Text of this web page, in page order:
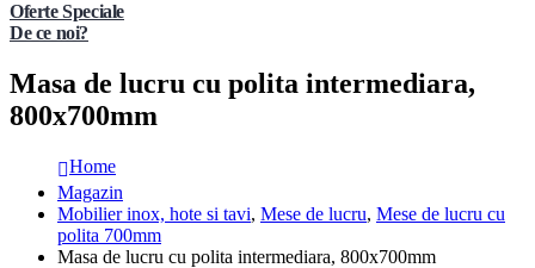
Oferte Speciale
De ce noi?
Masa de lucru cu polita intermediara,
800x700mm
Home
Magazin
Mobilier inox, hote si tavi, Mese de lucru, Mese de lucru cu
polita 700mm
Masa de lucru cu polita intermediara, 800x700mm